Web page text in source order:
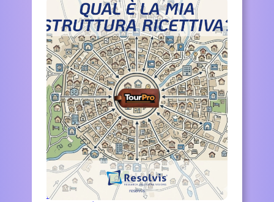
Distinguiti Online, Trasforma Ospitalità in